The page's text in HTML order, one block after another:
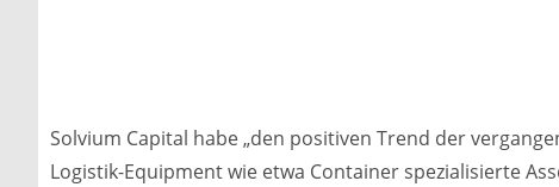
Solvium Capital habe „den positiven Trend der
Logistik-Equipment wie etwa Container spezialisierte